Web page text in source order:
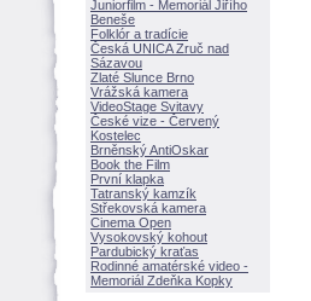
Juniorfilm - Memoriál Jiřího
Beneše
Folklór a tradície
Česká UNICA Zruč nad
Sázavou
Zlaté Slunce Brno
Vrážská kamera
VideoStage Svitavy
České vize - Červený
Kostelec
Brněnský AntiOskar
Book the Film
První klapka
Tatranský kamzík
Střekovská kamera
Cinema Open
Vysokovský kohout
Pardubický kraťas
Rodinné amatérské video -
Memoriál Zdeňka Kopky